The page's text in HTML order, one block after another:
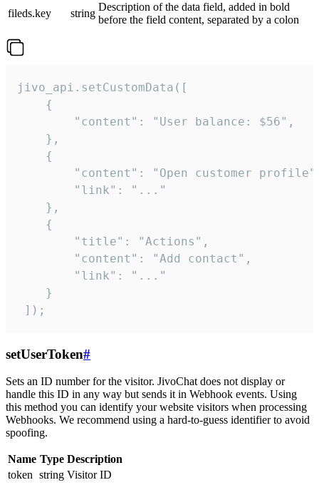
fileds.key
string
Description of the data field, added in bold
before the field content, separated by a colon
jivo_api.setCustomData([
    {
        "content": "User balance: $56",
    },
    {
"content": "Open customer
        "link": "..."
    },
    {
        "title": "Actions",
        "content": "Add contact",
        "link": "..."
    }
]);
setUserToken#
Sets an ID number for the visitor. JivoChat does not display or
handle this ID in any way but sends it in Webhook events. Using
this method you can identify your website visitors when processing
Webhooks. We recommend using a hard-to-guess identifier to avoid
spoofing.
Name Type Description
token string Visitor ID